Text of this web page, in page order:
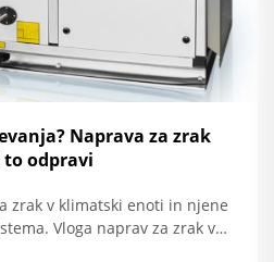
Naprava za zrak
odpravi
zrak v klimatski enoti in njene
Vloga naprav za zrak v